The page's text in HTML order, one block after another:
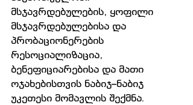
მსჯავრდებულების, ყოფილი
მსჯავრდებულებისა და
პრობაციონერების
რესოციალიზაცია,
ბენეფიციარებისა და მათი
ოჯახებისთვის ნაბიჯ–ნაბიჯ
უკეთესი მომავლის შექმნა.